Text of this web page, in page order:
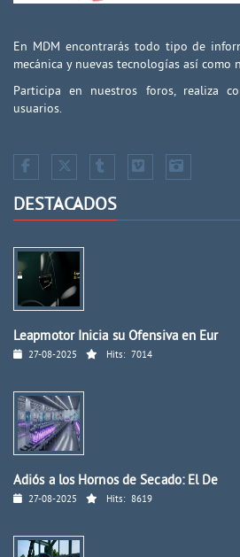
En MDM encontrarás todo tipo de
mecánica y nuevas tecnologías así
Participa en nuestros foros, realiza
usuarios.
DESTACADOS
Leapmotor Inicia su Ofensiva en Eur
27-08-2025 Hits: 7014
Adiós a los Hornos de Secado: El De
27-08-2025 Hits: 8619